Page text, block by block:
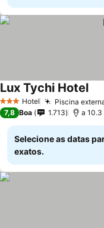
3 EstrelasHotel Piscina
Lux Tychi Hotel
7,8 Boa 1.713 a 10.3
Selecione as datas
exatos.